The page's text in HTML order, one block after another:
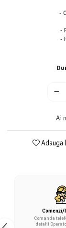
-
-
-
Ai
Adauga
Comanda
detalii